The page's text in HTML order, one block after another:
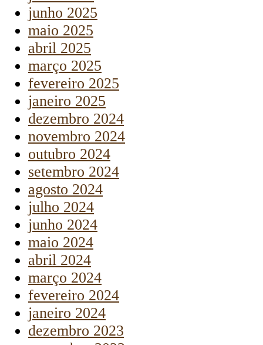
junho 2025
maio 2025
abril 2025
março 2025
fevereiro 2025
janeiro 2025
dezembro 2024
novembro 2024
outubro 2024
setembro 2024
agosto 2024
julho 2024
junho 2024
maio 2024
abril 2024
março 2024
fevereiro 2024
janeiro 2024
dezembro 2023